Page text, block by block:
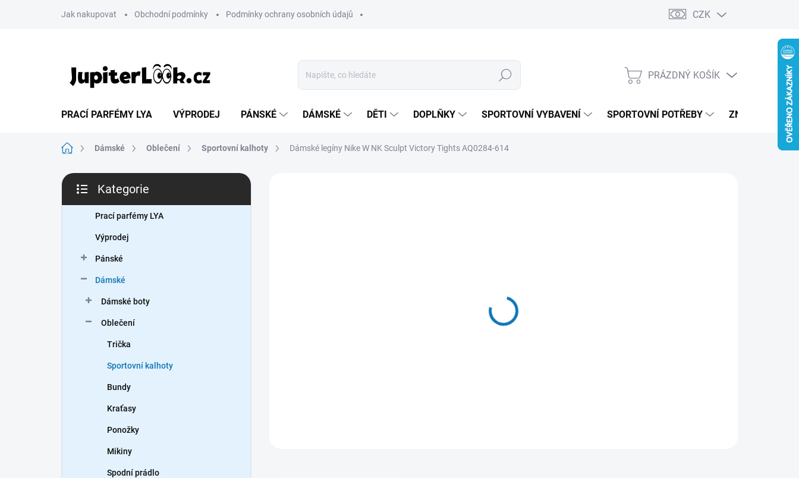
Jak nakupovat Obchodní podmínky Podmínky ochrany osobních údajů CZK
Hledat
NÁKUPNÍ
PRÁZDNÝ KOŠÍK
PRACÍ PARFÉMY LYA VÝPRODEJ PÁNSKÉ DÁMSKÉ DĚTI DOPLŇKY SPORTOVNÍ VYBAVENÍ SPORTOVNÍ POTŘEBY ZNAČKY
Domů Dámské Oblečení Sportovní kalhoty Dámské legíny Nike W NK Sculpt Victory Tights AQ0284-614
P
s
kategorie
Kategorie
Prací parfémy LYA
Výprodej
Pánské
Dámské
Dámské boty
Oblečení
Trička
Sportovní kalhoty
Bundy
Kraťasy
Ponožky
Mikiny
Spodní prádlo
17.8.2026